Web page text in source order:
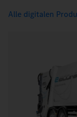
Alle digitalen